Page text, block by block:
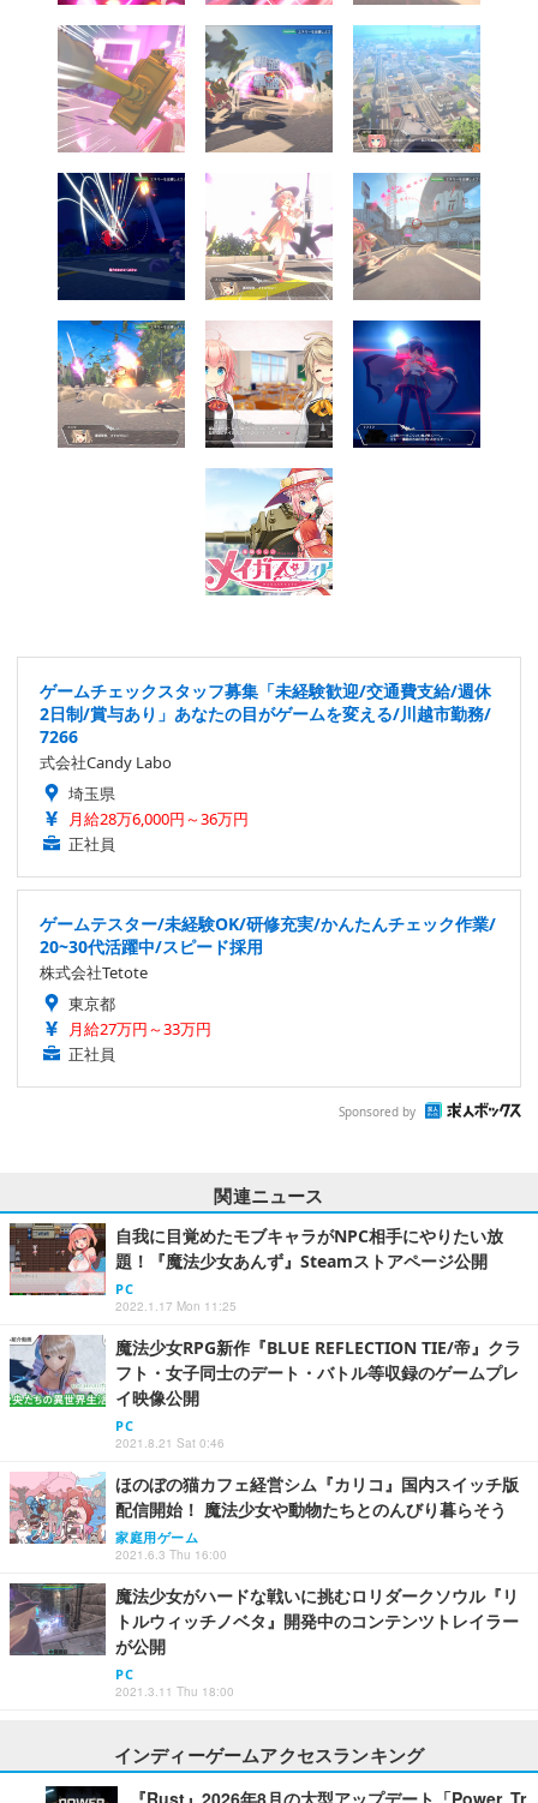
ゲームチェックスタッフ募集「未経験歓迎/交通費支給/週休
2日制/賞与あり」あなたの目がゲームを変える/川越市勤務/
7266
式会社Candy Labo
埼玉県
月給28万6,000円～36万円
正社員
ゲームテスター/未経験OK/研修充実/かんたんチェック作業/
20~30代活躍中/スピード採用
株式会社Tetote
東京都
月給27万円～33万円
正社員
Sponsored by
関連ニュース
自我に目覚めたモブキャラがNPC相手にやりたい放
題！『魔法少女あんず』Steamストアページ公開
PC
2022.1.17 Mon 11:25
魔法少女RPG新作『BLUE REFLECTION TIE/帝』クラ
フト・女子同士のデート・バトル等収録のゲームプレ
イ映像公開
PC
2021.8.21 Sat 0:46
ほのぼの猫カフェ経営シム『カリコ』国内スイッチ版
配信開始！ 魔法少女や動物たちとのんびり暮らそう
家庭用ゲーム
2021.6.3 Thu 16:00
魔法少女がハードな戦いに挑むロリダークソウル『リ
トルウィッチノベタ』開発中のコンテンツトレイラー
が公開
PC
2021.3.11 Thu 18:00
インディーゲームアクセスランキング
『Rust』2026年8月の大型アップデート「Power Tr